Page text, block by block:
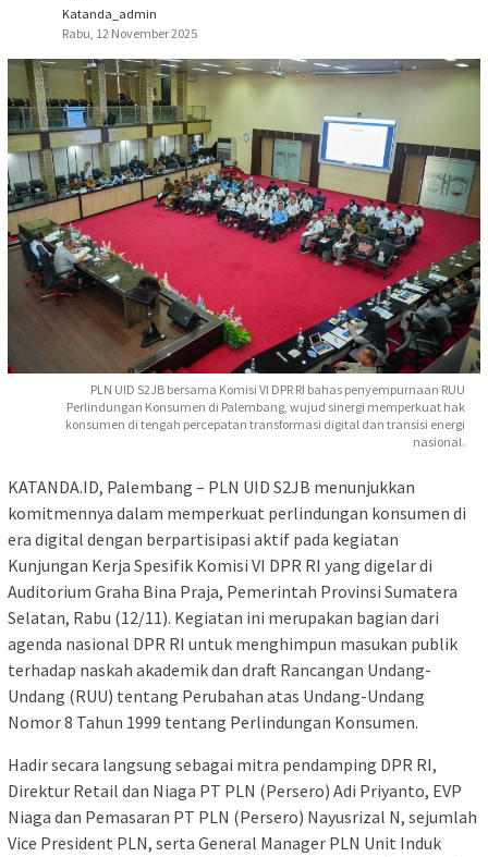
Katanda_admin
Rabu, 12 November 2025
PLN UID S2JB bersama Komisi VI DPR RI bahas penyempurnaan RUU
Perlindungan Konsumen di Palembang, wujud sinergi memperkuat hak
konsumen di tengah percepatan transformasi digital dan transisi energi
nasional.
KATANDA.ID, Palembang – PLN UID S2JB menunjukkan
komitmennya dalam memperkuat perlindungan konsumen di
era digital dengan berpartisipasi aktif pada kegiatan
Kunjungan Kerja Spesifik Komisi VI DPR RI yang digelar di
Auditorium Graha Bina Praja, Pemerintah Provinsi Sumatera
Selatan, Rabu (12/11). Kegiatan ini merupakan bagian dari
agenda nasional DPR RI untuk menghimpun masukan publik
terhadap naskah akademik dan draft Rancangan Undang-
Undang (RUU) tentang Perubahan atas Undang-Undang
Nomor 8 Tahun 1999 tentang Perlindungan Konsumen.
Hadir secara langsung sebagai mitra pendamping DPR RI,
Direktur Retail dan Niaga PT PLN (Persero) Adi Priyanto, EVP
Niaga dan Pemasaran PT PLN (Persero) Nayusrizal N, sejumlah
Vice President PLN, serta General Manager PLN Unit Induk